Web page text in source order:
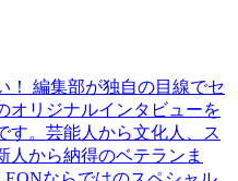
！ 編集部が独自の目線でセ
オリジナルインタビューを
す。芸能人から文化人、ス
人から納得のベテランま